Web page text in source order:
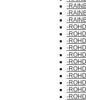
-
-
-
-
-
-
-
-
-
-
-
-
-
-